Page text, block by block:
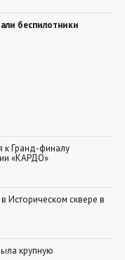
беспилотники
к Гранд-финалу
«КАРДО»
Историческом сквере в
крупную